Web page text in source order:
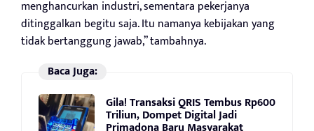
menghancurkan industri, sementara pekerjanya
ditinggalkan begitu saja. Itu namanya kebijakan yang
tidak bertanggung jawab,” tambahnya.
Baca Juga:
Gila! Transaksi QRIS Tembus Rp600
Triliun, Dompet Digital Jadi